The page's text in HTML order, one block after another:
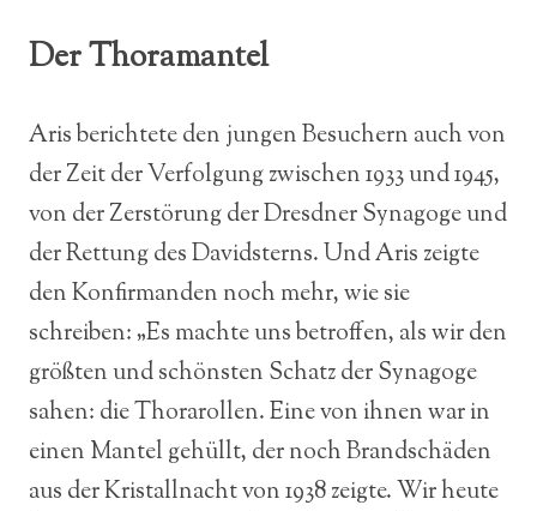
Der Thoramantel
Aris berichtete den jungen Besuchern auch von
der Zeit der Verfolgung zwischen 1933 und 1945,
von der Zerstörung der Dresdner Synagoge und
der Rettung des Davidsterns. Und Aris zeigte
den Konfirmanden noch mehr, wie sie
schreiben: „Es machte uns betroffen, als wir den
größten und schönsten Schatz der Synagoge
sahen: die Thorarollen. Eine von ihnen war in
einen Mantel gehüllt, der noch Brandschäden
aus der Kristallnacht von 1938 zeigte. Wir heute